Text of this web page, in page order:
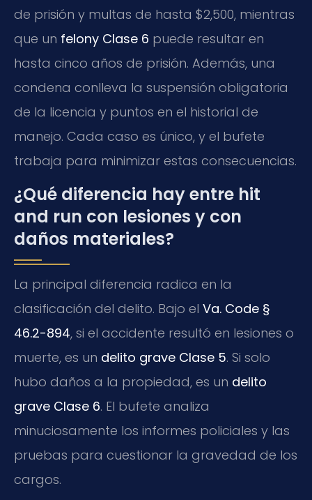
de prisión y multas de hasta $2,500, mientras
que un felony Clase 6 puede resultar en
hasta cinco años de prisión. Además, una
condena conlleva la suspensión obligatoria
de la licencia y puntos en el historial de
manejo. Cada caso es único, y el bufete
trabaja para minimizar estas consecuencias.
¿Qué diferencia hay entre hit
and run con lesiones y con
daños materiales?
La principal diferencia radica en la
clasificación del delito. Bajo el Va. Code §
46.2-894, si el accidente resultó en lesiones o
muerte, es un delito grave Clase 5. Si solo
hubo daños a la propiedad, es un delito
grave Clase 6. El bufete analiza
minuciosamente los informes policiales y las
pruebas para cuestionar la gravedad de los
cargos.